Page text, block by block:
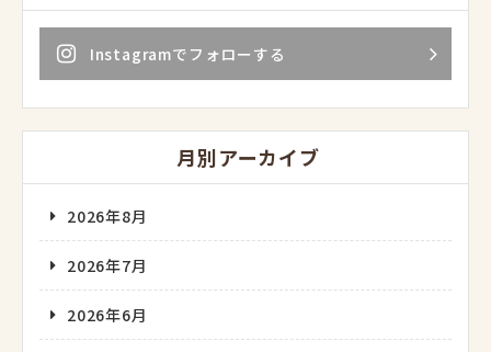
Instagramでフォローする
月別アーカイブ
2026年8月
2026年7月
2026年6月